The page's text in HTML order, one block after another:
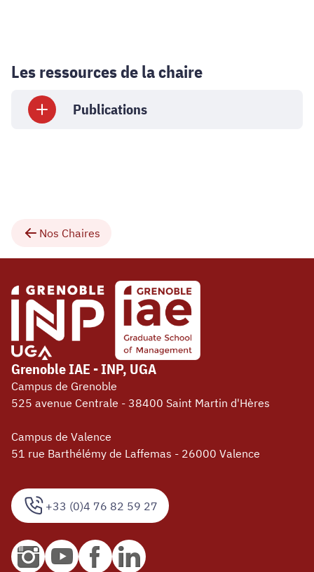
Les ressources de la chaire
Publications
Nos Chaires
+33 (0)4 76 82 59 27
Grenoble IAE - INP, UGA
Campus de Grenoble
525 avenue Centrale - 38400 Saint Martin d'Hères
Campus de Valence
51 rue Barthélémy de Laffemas - 26000 Valence